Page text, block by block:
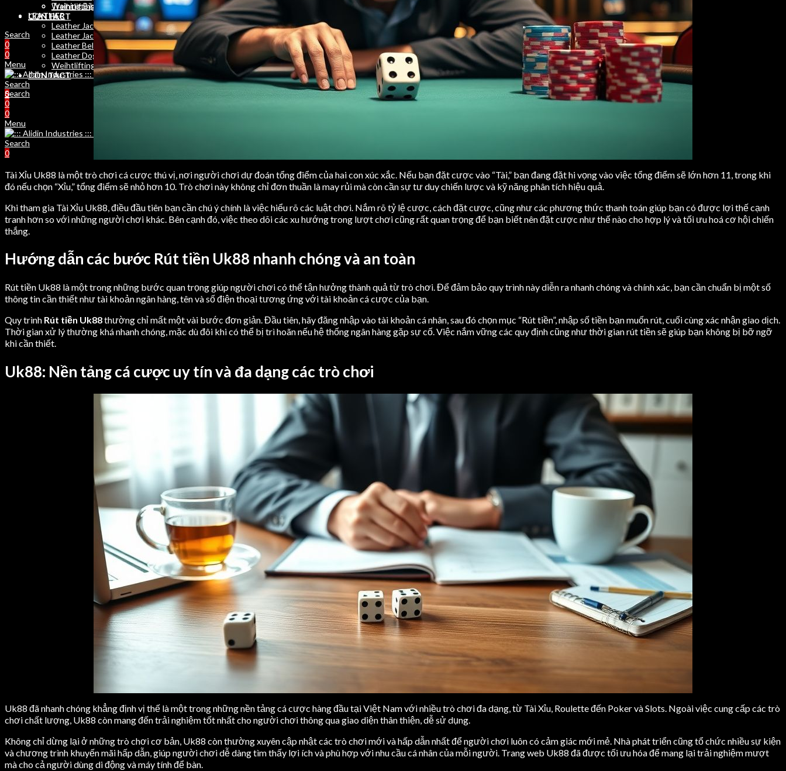
Weihtlifting Belts
CONTACT
Search
0
0
Menu
Search
0
Training Bibs
LEATHER
Leather Jackets Men
Leather Jackets Women
Leather Belts
Leather Dog Belts
Weihtlifting Belts
CONTACT
Search
0
0
Menu
Search
0
Tài Xỉu Uk88 là một trò chơi cá cược thú vị, nơi người chơi dự đoán tổng điểm của hai con xúc xắc. Nếu bạn đặt cược vào “Tài,” bạn đang đặt hi vọng vào việc tổng điểm sẽ lớn hơn 11, trong khi
đó nếu chọn “Xỉu,” tổng điểm sẽ nhỏ hơn 10. Trò chơi này không chỉ đơn thuần là may rủi mà còn cần sự tư duy chiến lược và kỹ năng phân tích hiệu quả.
Khi tham gia Tài Xỉu Uk88, điều đầu tiên bạn cần chú ý chính là việc hiểu rõ các luật chơi. Nắm rõ tỷ lệ cược, cách đặt cược, cũng như các phương thức thanh toán giúp bạn có được lợi thế cạnh
tranh hơn so với những người chơi khác. Bên cạnh đó, việc theo dõi các xu hướng trong lượt chơi cũng rất quan trọng để bạn biết nên đặt cược như thế nào cho hợp lý và tối ưu hoá cơ hội chiến
thắng.
Hướng dẫn các bước Rút tiền Uk88 nhanh chóng và an toàn
Rút tiền Uk88 là một trong những bước quan trọng giúp người chơi có thể tận hưởng thành quả từ trò chơi. Để đảm bảo quy trình này diễn ra nhanh chóng và chính xác, bạn cần chuẩn bị một số
thông tin cần thiết như tài khoản ngân hàng, tên và số điện thoại tương ứng với tài khoản cá cược của bạn.
Quy trình Rút tiền Uk88thường chỉ mất một vài bước đơn giản. Đầu tiên, hãy đăng nhập vào tài khoản cá nhân, sau đó chọn mục “Rút tiền”, nhập số tiền bạn muốn rút, cuối cùng xác nhận giao dịch.
Thời gian xử lý thường khá nhanh chóng, mặc dù đôi khi có thể bị trì hoãn nếu hệ thống ngân hàng gặp sự cố. Việc nắm vững các quy định cũng như thời gian rút tiền sẽ giúp bạn không bị bỡ ngỡ
khi cần thiết.
Uk88: Nền tảng cá cược uy tín và đa dạng các trò chơi
Uk88 đã nhanh chóng khẳng định vị thế là một trong những nền tảng cá cược hàng đầu tại Việt Nam với nhiều trò chơi đa dạng, từ Tài Xỉu, Roulette đến Poker và Slots. Ngoài việc cung cấp các trò
chơi chất lượng, Uk88 còn mang đến trải nghiệm tốt nhất cho người chơi thông qua giao diện thân thiện, dễ sử dụng.
Không chỉ dừng lại ở những trò chơi cơ bản, Uk88 còn thường xuyên cập nhật các trò chơi mới và hấp dẫn nhất để người chơi luôn có cảm giác mới mẻ. Nhà phát triển cũng tổ chức nhiều sự kiện
và chương trình khuyến mãi hấp dẫn, giúp người chơi dễ dàng tìm thấy lợi ích và phù hợp với nhu cầu cá nhân của mỗi người. Trang web Uk88 đã được tối ưu hóa để mang lại trải nghiệm mượt
mà cho cả người dùng di động và máy tính để bàn.